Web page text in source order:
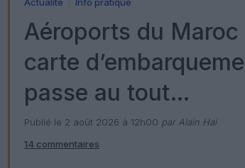
Aéroports du Maroc
carte
passe au tout
numérique avec Pax
Check
Publié le 2 août 2026 à 12h00 par Alain Hai
14 commentaires